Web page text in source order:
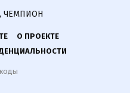
ЧЕМПИОН
О ПРОЕКТЕ